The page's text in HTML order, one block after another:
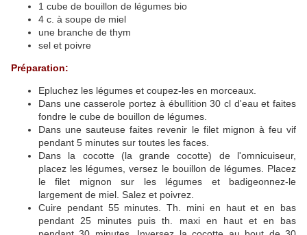
1 cube de bouillon de légumes bio
4 c. à soupe de miel
une branche de thym
sel et poivre
Préparation:
Epluchez les légumes et coupez-les en morceaux.
Dans une casserole portez à ébullition 30 cl d'eau et faites
fondre le cube de bouillon de légumes.
Dans une sauteuse faites revenir le filet mignon à feu vif
pendant 5 minutes sur toutes les faces.
Dans la cocotte (la grande cocotte) de l'omnicuiseur,
placez les légumes, versez le bouillon de légumes. Placez
le filet mignon sur les légumes et badigeonnez-le
largement de miel. Salez et poivrez.
Cuire pendant 55 minutes. Th. mini en haut et en bas
pendant 25 minutes puis th. maxi en haut et en bas